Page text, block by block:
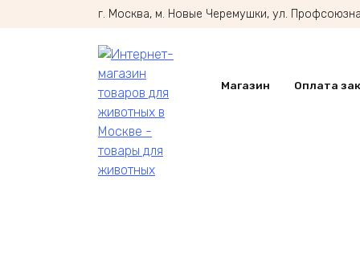
г. Москва, м. Новые Черемушки, ул.
Магазин Оплата